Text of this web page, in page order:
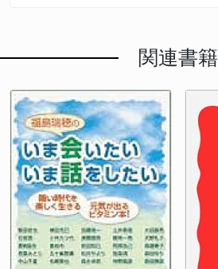
関連書籍